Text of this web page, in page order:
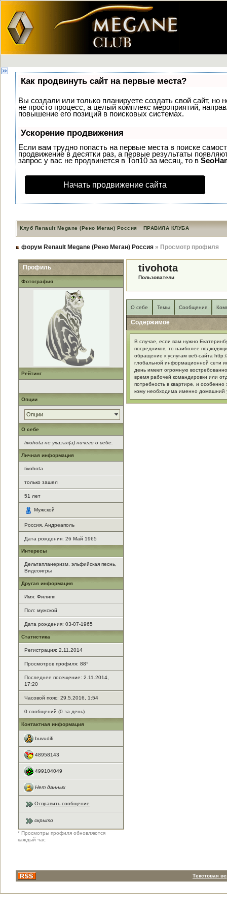
Как продвинуть сайт на первые места?
Вы создали или только планируете создать свой сайт, но
не просто процесс, а целый комплекс мероприятий,
повышение его позиций в поисковых системах.
Ускорение продвижения
Если вам трудно попасть на первые места в поиске
продвижение в десятки раз, а первые результаты
запрос у вас не продвинется в Топ10 за месяц, то в
Начать продвижение сайта
Клуб Renault Megane (Рено Меган) Россия ПРАВИЛА КЛУБА
форум Renault Megane (Рено Меган) Россия » Просмотр профиля
Профиль
Фотография
Рейтинг
Опции
Опции
О себе
tivohota не указал(а) ничего о себе.
Личная информация
tivohota
только зашел
51 лет
Мужской
Россия, Андреаполь
Дата рождения: 26 Май 1965
Интересы
Дельтапланеризм, эльфийская песнь,
Видеоигры
Другая информация
Имя: Филипп
Пол: мужской
Дата рождения: 03-07-1965
Статистика
Регистрация: 2.11.2014
Просмотров профиля: 88*
Последнее посещение: 2.11.2014,
17:20
Часовой пояс: 29.5.2016, 1:54
0 сообщений (0 за день)
Контактная информация
buvudifi
48958143
499104049
Нет данных
Отправить сообщение
скрыто
* Просмотры профиля обновляются
каждый час
tivohota
Пользователи
О себе Темы Сообщения
Содержимое
В случае, если вам нужно
посредников, то наиболее
обращение к услугам веб-сайта
глобальной информационной сети
день имеет огромную
время рабочей командировки или
потребность в квартире, и
кому необходима именно домашний
Текстовая